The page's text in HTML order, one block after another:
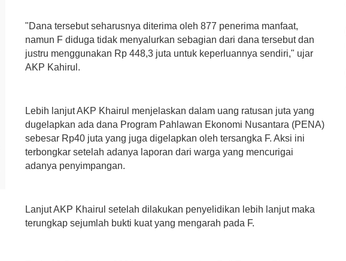
"Dana tersebut seharusnya diterima oleh 877 penerima manfaat,
namun F diduga tidak menyalurkan sebagian dari dana tersebut dan
justru menggunakan Rp 448,3 juta untuk keperluannya sendiri," ujar
AKP Kahirul.
Lebih lanjut AKP Khairul menjelaskan dalam uang ratusan juta yang
dugelapkan ada dana Program Pahlawan Ekonomi Nusantara (PENA)
sebesar Rp40 juta yang juga digelapkan oleh tersangka F. Aksi ini
terbongkar setelah adanya laporan dari warga yang mencurigai
adanya penyimpangan.
Lanjut AKP Khairul setelah dilakukan penyelidikan lebih lanjut maka
terungkap sejumlah bukti kuat yang mengarah pada F.